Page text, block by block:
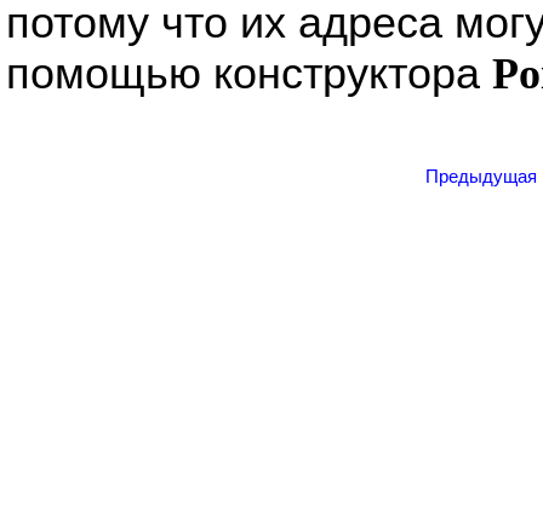
потому что их адреса
помощью конструктора
Предыдущая